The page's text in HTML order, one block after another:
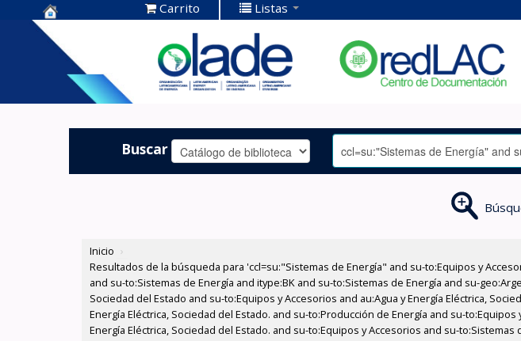
Centro de
Documentación
OLADE -
Carrito Listas
Buscar
Inicio ›
Resultados de la búsqueda para 'ccl=su:"Sistemas de Energía" and su-to:Equipos y
and su-to:Sistemas de Energía and itype:BK and su-to:Sistemas de Energía and su-
Sociedad del Estado and su-to:Equipos y Accesorios and au:Agua y Energía Eléctrica,
Energía Eléctrica, Sociedad del Estado. and su-to:Producción de Energía and su-
Energía Eléctrica, Sociedad del Estado. and su-to:Equipos y Accesorios and su-to:Sistemas